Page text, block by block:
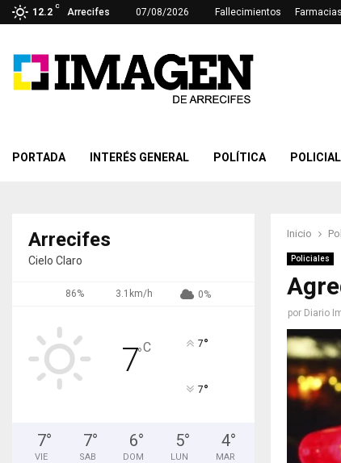
12.2
C
Arrecifes 07/08/2026 Fallecimientos
PORTADA INTERÉS GENERAL POLÍTICA
Inicio
Policiales
por Diario
Arrecifes
Cielo Claro
86% 3.1km/h 0%
7°C 7°
7°
7°
VIE
7°
SAB
6°
DOM
5°
LUN
4°
MAR